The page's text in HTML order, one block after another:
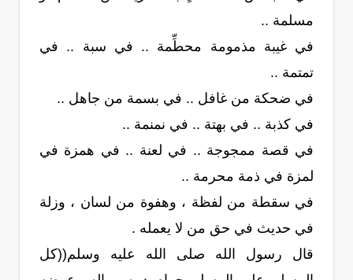
مسلمة ..
في غيبة مذمومة محطِّمة .. في سبة .. في
تمتمة ..
في ضحكة من غافل .. في بسمة من جاهل ..
في كذبة .. في بهتة .. في نمنمة ..
في قصة ممجوجة .. في لعنة .. في همزة في
لمزة في ذمة محرمة ..
في سقطة من لفظة ، وهفوة من لسان ، وزلة
في حديث في حق من لا يعمله .
قال رسول الله صلى الله عليه وسلم((كل